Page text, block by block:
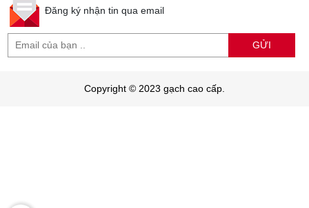
Đăng ký nhận tin qua email
GỬI
Copyright © 2023 gạch cao cấp.